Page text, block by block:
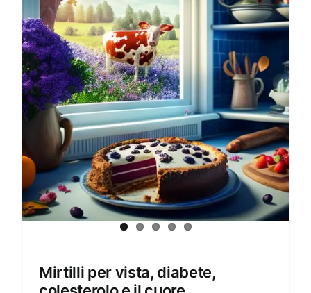
Amore e amare
Cucinare in modo sano
Verde e Sostenibilità
Articoli
Ciao sono Virginia
Contattami
Mirtilli per vista, diabete,